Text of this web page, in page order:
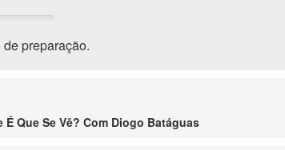
preparação.
É Que Se Vê? Com Diogo Batáguas